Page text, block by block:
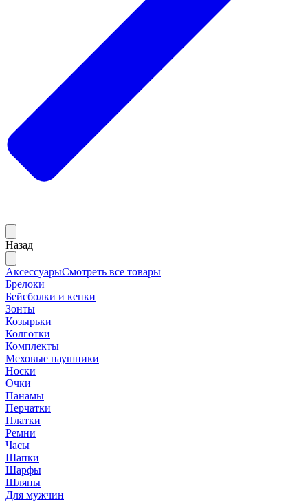
Назад
АксессуарыСмотреть все товары
Брелоки
Бейсболки и кепки
Зонты
Козырьки
Колготки
Комплекты
Меховые наушники
Носки
Очки
Панамы
Перчатки
Платки
Ремни
Часы
Шапки
Шарфы
Шляпы
Для мужчин